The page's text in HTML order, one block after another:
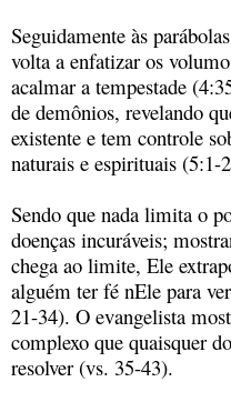
Seguidamente às
volta a enfatizar os
acalmar a tempestade
de demônios, revelando
existente e tem controle
naturais e espirituais (5:1-
Sendo que nada limita o
doenças incuráveis;
chega ao limite, Ele
alguém ter fé nEle para
21-34). O evangelista
complexo que quaisquer
resolver (vs. 35-43).